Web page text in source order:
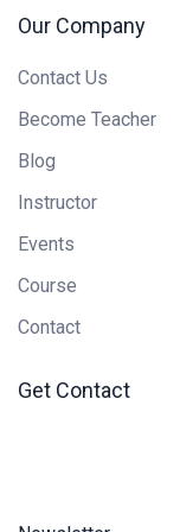
Our Company
Contact Us
Become Teacher
Blog
Instructor
Events
Course
Contact
Get Contact